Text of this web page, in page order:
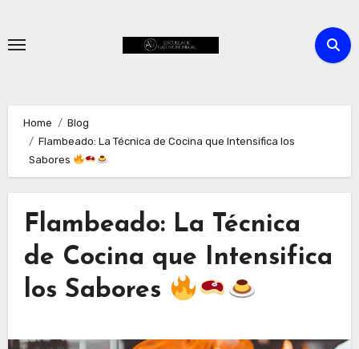
content
Home
Blog
Flambeado: La Técnica de Cocina que Intensifica los
Sabores
Flambeado: La Técnica
de Cocina que Intensifica
los Sabores